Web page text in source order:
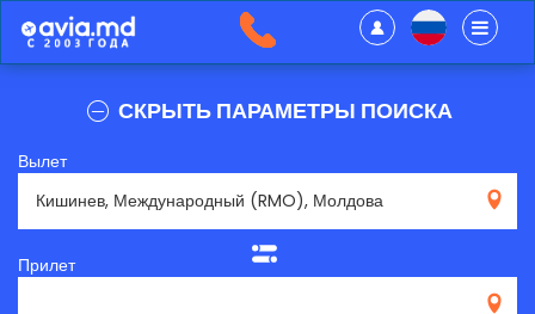
СКРЫТЬ ПАРАМЕТРЫ ПОИСКА
Вылет
Прилет